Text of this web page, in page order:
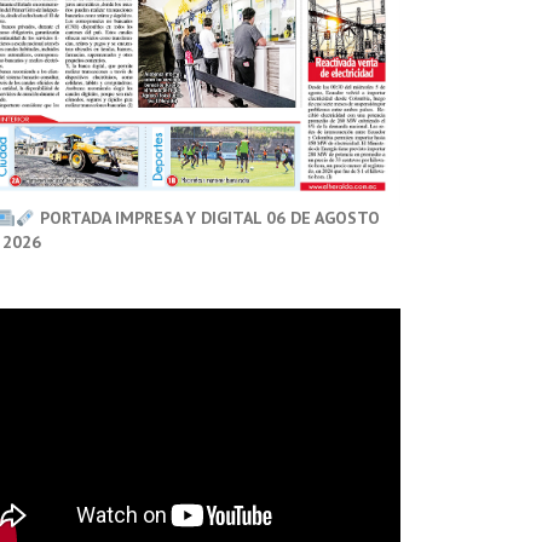
PORTADA IMPRESA Y DIGITAL 06 DE AGOSTO
2026